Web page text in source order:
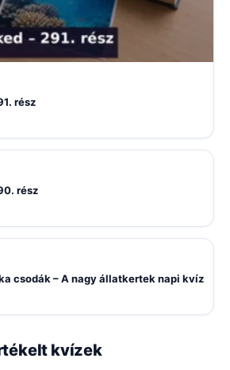
rész
rész
csodák – A nagy állatkertek napi kvíz
kvízek